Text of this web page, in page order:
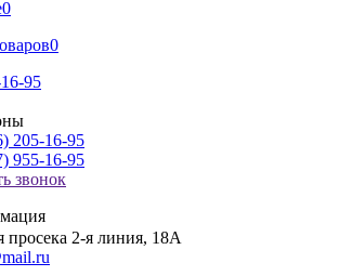
0
0
95
205-16-95
955-16-95
звонок
просека 2-я линия, 18А